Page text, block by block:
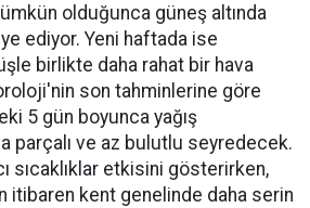
olduğunca güneş altında
ediyor. Yeni haftada ise
birlikte daha rahat bir hava
son tahminlerine göre
5 gün boyunca yağış
parçalı ve az bulutlu seyredecek.
sıcaklıklar etkisini gösterirken,
itibaren kent genelinde daha serin